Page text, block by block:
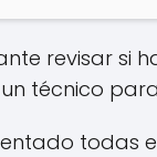
revisar si
técnico
todas